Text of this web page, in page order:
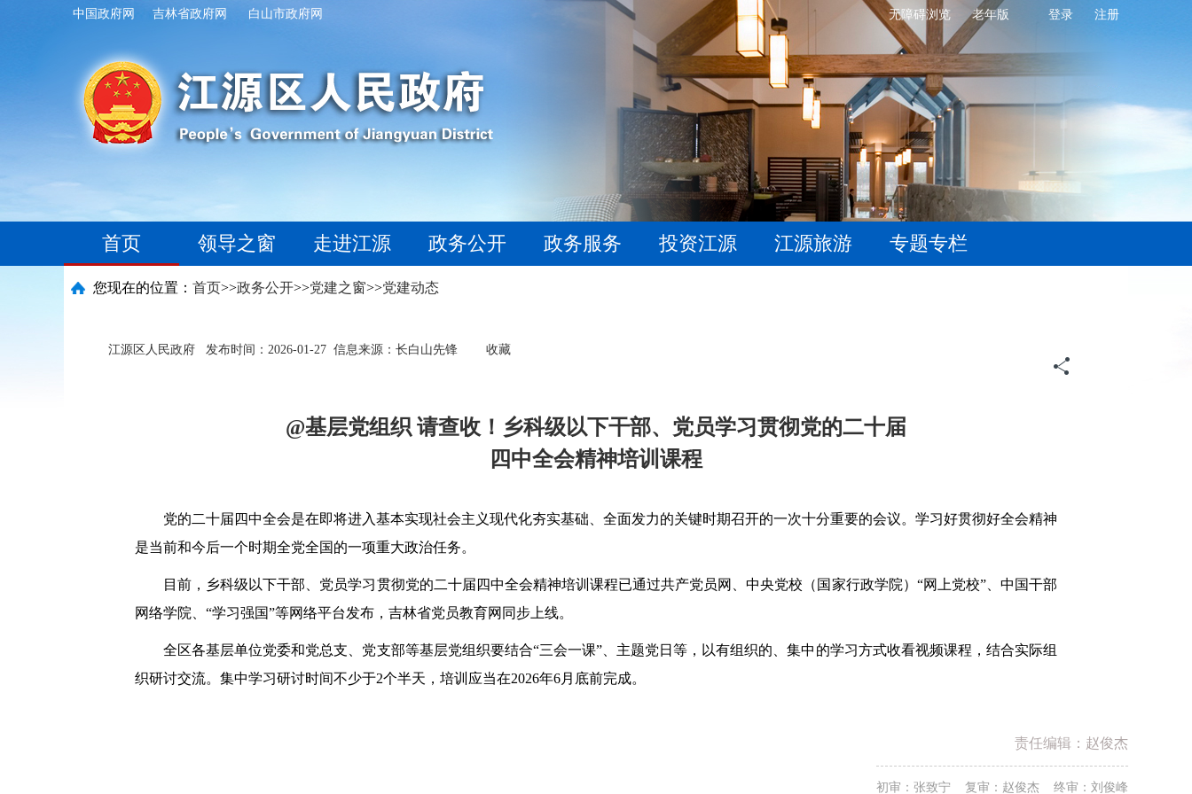
中国政府网 吉林省政府网 白山市政府网 无障碍浏览 老年版 登录 注册
首页 领导之窗 走进江源 政务公开 政务服务 投资江源 江源旅游 专题专栏
您现在的位置： 首页>>政务公开>>党建之窗>>党建动态
江源区人民政府 发布时间：2026-01-27 信息来源：长白山先锋 收藏
@基层党组织 请查收！乡科级以下干部、党员学习贯彻党的二十届
四中全会精神培训课程
党的二十届四中全会是在即将进入基本实现社会主义现代化夯实基础、全面发力的关键时期召开的一次十分重要的会议。学习好贯彻好全会精神
是当前和今后一个时期全党全国的一项重大政治任务。
目前 ，乡科级以下干部、党员学习贯彻党的二十届四中全会精神培训课程已通过共产党员网、中央党校（国家行政学院）“网上党校”、中国干部
网络学院、“学习强国”等网络平台发布，吉林省党员教育网同步上线。
全区各基层单位党委和党总支、党支部等基层党组织要结合“三会一课”、主题党日等，以有组织的、集中的学习方式收看视频课程，结合实际组
织研讨交流。集中学习研讨时间不少于2个半天，培训应当在2026年6月底前完成。
责任编辑：赵俊杰
初审：张致宁 复审：赵俊杰 终审：刘俊峰